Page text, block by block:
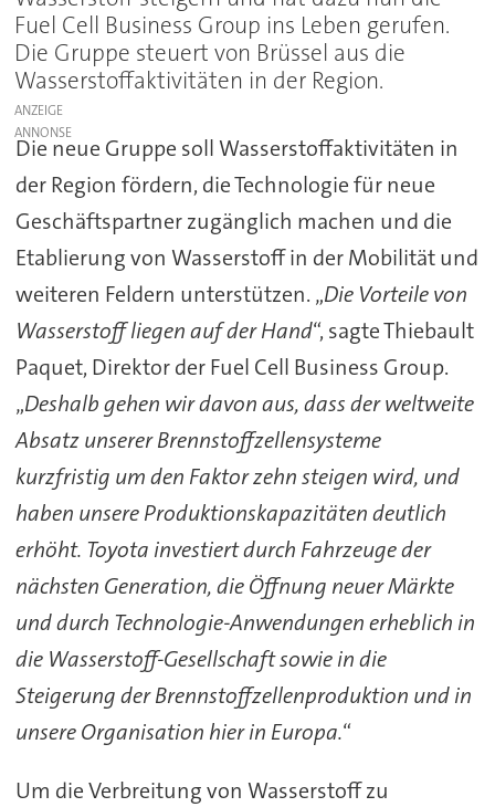
Fuel Cell Business Group ins Leben gerufen.
Die Gruppe steuert von Brüssel aus die
Wasserstoffaktivitäten in der Region.
ANZEIGE
Die neue Gruppe soll Wasserstoffaktivitäten in
der Region fördern, die Technologie für neue
Geschäftspartner zugänglich machen und die
Etablierung von Wasserstoff in der Mobilität und
weiteren Feldern unterstützen. „Die Vorteile von
Wasserstoff liegen auf der Hand“, sagte Thiebault
Paquet, Direktor der Fuel Cell Business Group.
„Deshalb gehen wir davon aus, dass der weltweite
Absatz unserer Brennstoffzellensysteme
kurzfristig um den Faktor zehn steigen wird, und
haben unsere Produktionskapazitäten deutlich
erhöht. Toyota investiert durch Fahrzeuge der
nächsten Generation, die Öffnung neuer Märkte
und durch Technologie-Anwendungen erheblich in
die Wasserstoff-Gesellschaft sowie in die
Steigerung der Brennstoffzellenproduktion und in
unsere Organisation hier in Europa.“
Um die Verbreitung von Wasserstoff zu